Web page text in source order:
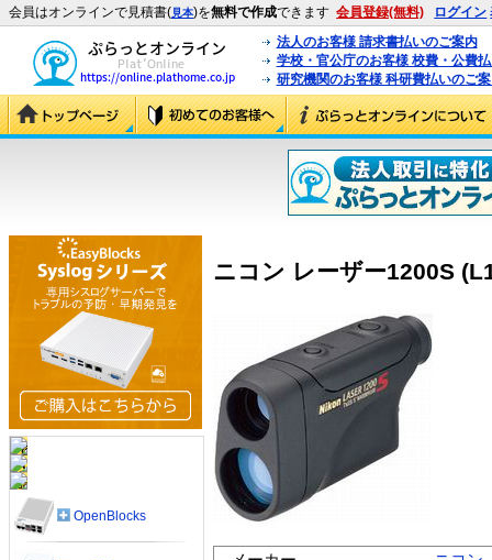
会員はオンラインで見積書(見本)を無料で作成できます 会員登録(無料) ログイン
法人のお客様 請求書払いのご案内
学校・官公庁のお客様 校費・公費
研究機関のお客様 科研費払いのご
ニコン レーザー1200S
OpenBlocks